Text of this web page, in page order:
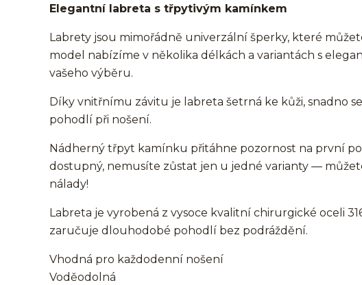
Elegantní labreta s třpytivým kamínkem
Labrety jsou mimořádně univerzální šperky, které
model nabízíme v několika délkách a variantách s
vašeho výběru.
Díky vnitřnímu závitu je labreta šetrná ke kůži, snadno
pohodlí při nošení.
Nádherný třpyt kamínku přitáhne pozornost na první
dostupný, nemusíte zůstat jen u jedné varianty —
nálady!
Labreta je vyrobená z vysoce kvalitní chirurgické oceli
zaručuje dlouhodobé pohodlí bez podráždění.
Vhodná pro každodenní nošení
Voděodolná